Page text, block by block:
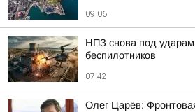
09:06
НПЗ снова под
беспилотников
07:42
Олег Царёв: